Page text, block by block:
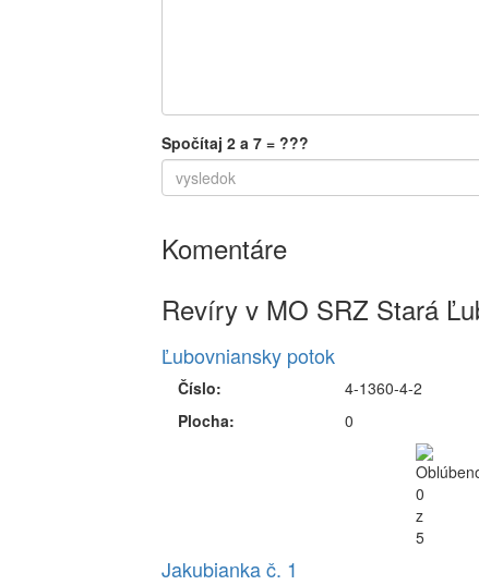
Spočítaj 2 a 7 = ???
Komentáre
Revíry v MO SRZ Stará
Ľubovniansky potok
Číslo:
Plocha:
4-1360-4-2
0
Jakubianka č. 1